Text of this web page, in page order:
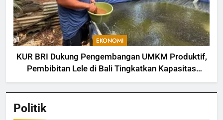
EKONOMI
KUR BRI Dukung Pengembangan UMKM Produktif,
Pembibitan Lele di Bali Tingkatkan Kapasitas
Produksi
Politik